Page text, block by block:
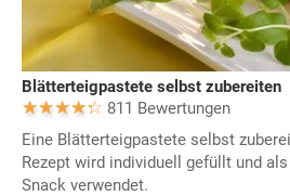
Blätterteigpastete selbst zubereiten
811 Bewertungen
Eine Blätterteigpastete selbst
Rezept wird individuell gefüllt und
Snack verwendet.